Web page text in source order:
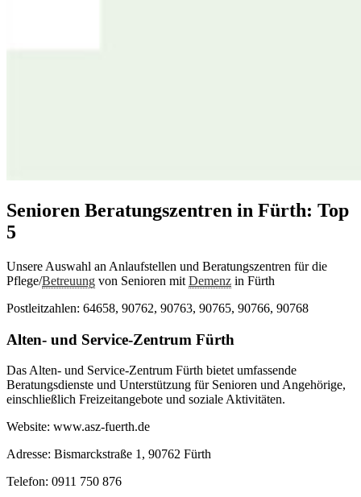
Senioren Beratungszentren in Fürth: Top
5
Unsere Auswahl an Anlaufstellen und Beratungszentren für die
Pflege/Betreuung von Senioren mit Demenz in Fürth
Postleitzahlen: 64658, 90762, 90763, 90765, 90766, 90768
Alten- und Service-Zentrum Fürth
Das Alten- und Service-Zentrum Fürth bietet umfassende
Beratungsdienste und Unterstützung für Senioren und Angehörige,
einschließlich Freizeitangebote und soziale Aktivitäten.
Website: www.asz-fuerth.de
Adresse: Bismarckstraße 1, 90762 Fürth
Telefon: 0911 750 876